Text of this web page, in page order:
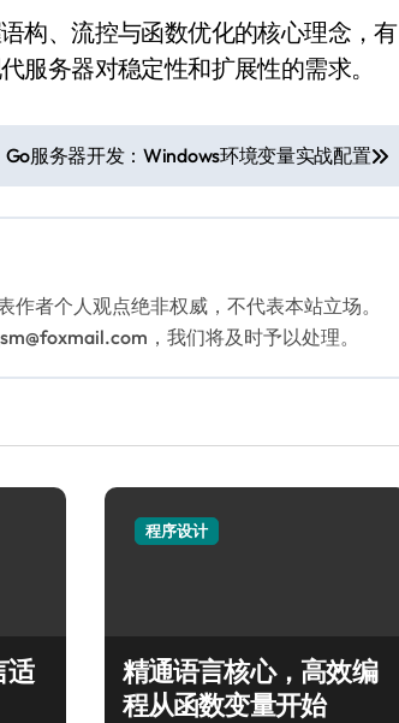
构、流控与函数优化的核心理念，有
服务器对稳定性和扩展性的需求。
Go服务器开发：Windows环境变量实战配置
作者个人观点绝非权威，不代表本站立场。
，我们将及时予以处理。
适
程序设计
精通语言核心，高效编
程从函数变量开始